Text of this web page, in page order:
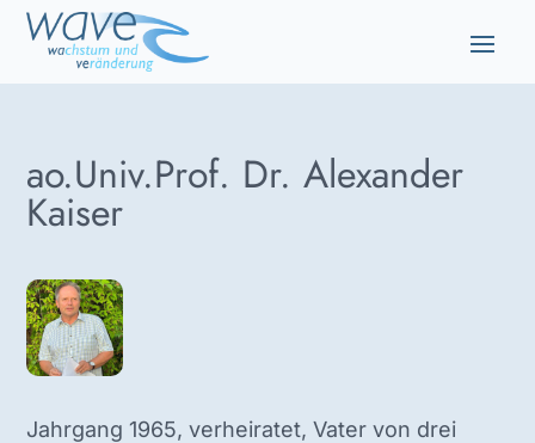
ao.Univ.Prof. Dr. Alexander
Kaiser
Jahrgang 1965, verheiratet, Vater von drei